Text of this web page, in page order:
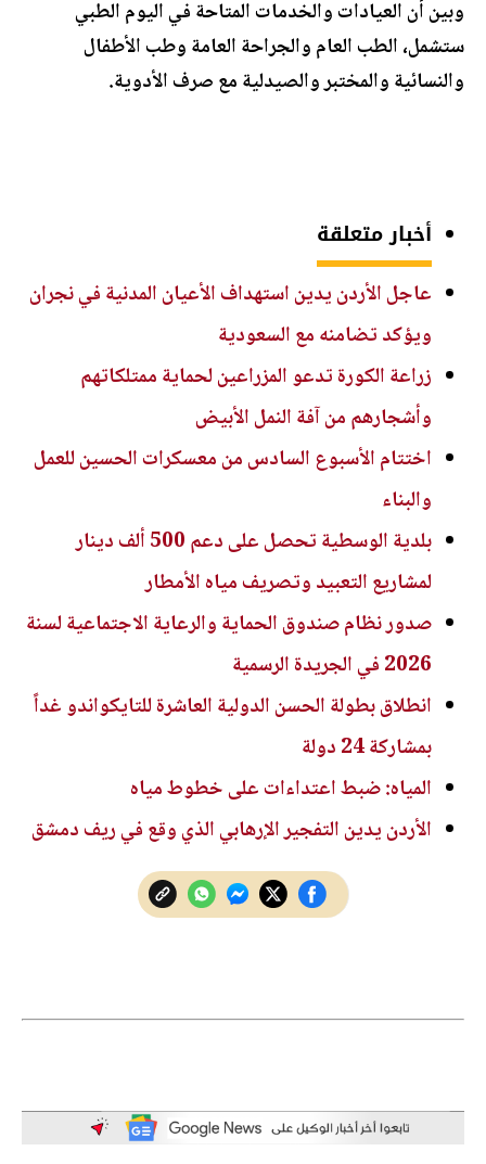
وبين أن العيادات والخدمات المتاحة في اليوم الطبي
ستشمل، الطب العام والجراحة العامة وطب الأطفال
والنسائية والمختبر والصيدلية مع صرف الأدوية.
أخبار متعلقة
عاجل الأردن يدين استهداف الأعيان المدنية في نجران
ويؤكد تضامنه مع السعودية
زراعة الكورة تدعو المزراعين لحماية ممتلكاتهم
وأشجارهم من آفة النمل الأبيض
اختتام الأسبوع السادس من معسكرات الحسين للعمل
والبناء
بلدية الوسطية تحصل على دعم 500 ألف دينار
لمشاريع التعبيد وتصريف مياه الأمطار
صدور نظام صندوق الحماية والرعاية الاجتماعية لسنة
2026 في الجريدة الرسمية
انطلاق بطولة الحسن الدولية العاشرة للتايكواندو غداً
بمشاركة 24 دولة
المياه: ضبط اعتداءات على خطوط مياه
الأردن يدين التفجير الإرهابي الذي وقع في ريف دمشق